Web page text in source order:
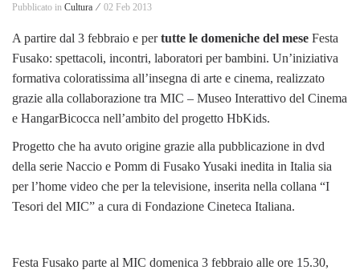
Pubblicato in Cultura ⁄ 02 Feb 2013
A partire dal 3 febbraio e pertutte le domeniche del mese Festa
Fusako: spettacoli, incontri, laboratori per bambini. Un’iniziativa
formativa coloratissima all’insegna di arte e cinema, realizzato
grazie alla collaborazione tra MIC – Museo Interattivo del Cinema
e HangarBicocca nell’ambito del progetto HbKids.
Progetto che ha avuto origine grazie alla pubblicazione in dvd
della serie Naccio e Pomm di Fusako Yusaki inedita in Italia sia
per l’home video che per la televisione, inserita nella collana “I
Tesori del MIC” a cura di Fondazione Cineteca Italiana.
Festa Fusako parte al MIC domenica 3 febbraio alle ore 15.30,